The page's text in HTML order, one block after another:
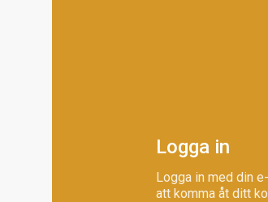
Logga in
Logga in med din
att komma åt ditt